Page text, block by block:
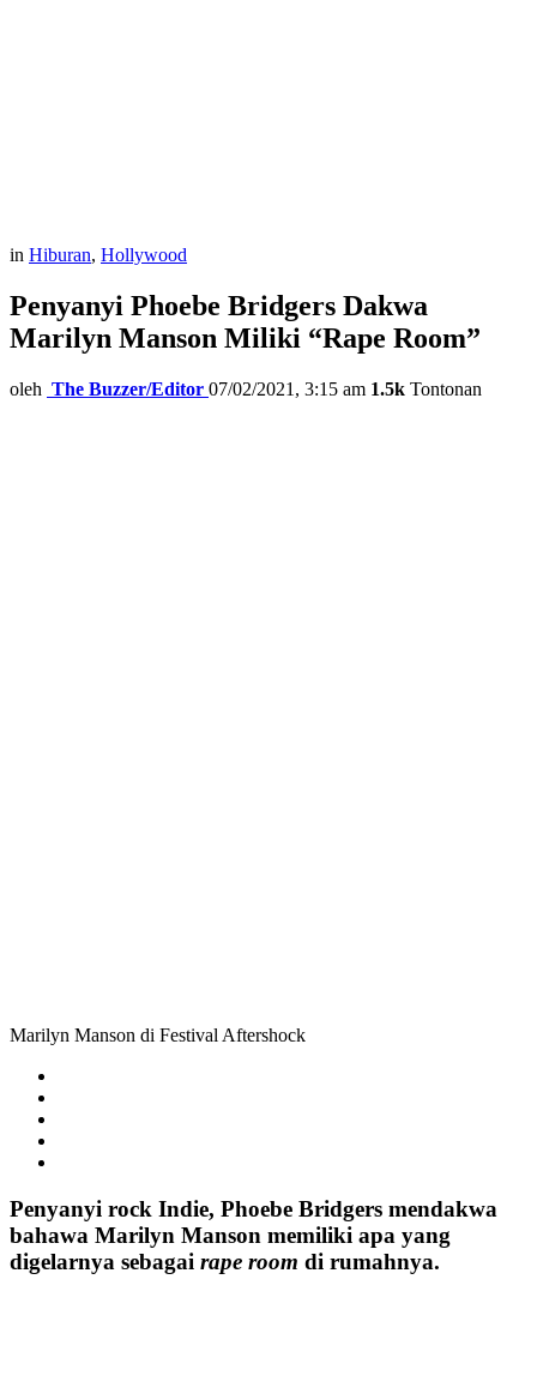
in Hiburan, Hollywood
Penyanyi Phoebe Bridgers Dakwa
Marilyn Manson Miliki “Rape Room”
oleh The Buzzer/Editor 07/02/2021, 3:15 am 1.5k Tontonan
Marilyn Manson di Festival Aftershock
Penyanyi rock Indie, Phoebe Bridgers mendakwa
bahawa Marilyn Manson memiliki apa yang
digelarnya sebagai rape room di rumahnya.